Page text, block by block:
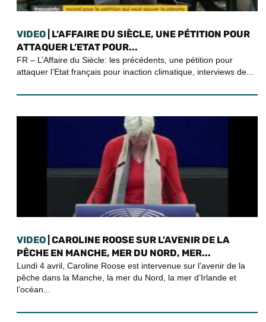
VIDEO | L’AFFAIRE DU SIÈCLE, UNE PÉTITION POUR
ATTAQUER L’ETAT POUR...
FR – L’Affaire du Siècle: les précédents, une pétition pour
attaquer l’Etat français pour inaction climatique, interviews de...
VIDEO | CAROLINE ROOSE SUR L’AVENIR DE LA
PÊCHE EN MANCHE, MER DU NORD, MER...
Lundi 4 avril, Caroline Roose est intervenue sur l’avenir de la
pêche dans la Manche, la mer du Nord, la mer d’Irlande et
l’océan...